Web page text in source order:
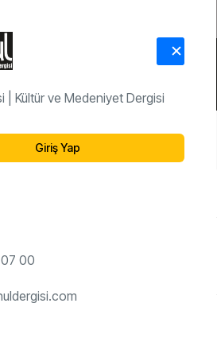
| Kültür ve Medeniyet Dergisi
Giriş Yap
00
Dergi Arşivi 163. Sayı
162. Sayı